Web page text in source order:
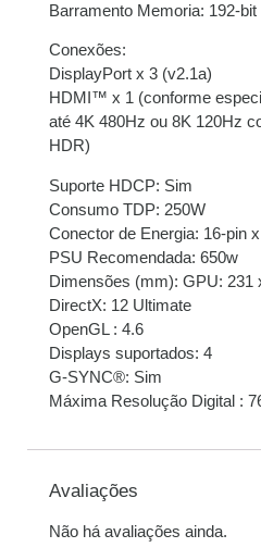
8x deR$ 677,09com
juros
9x de R$607,94com
juros
10x deR$549,67com
juros
11x de R$504,48
juros
12x deR$466,83 com
Barramento Memoria: 192-bit
Conexões:
DisplayPort x 3 (v2.1a)
HDMI™ x 1 (conforme
até 4K 480Hz ou 8K 120Hz
HDR)
Suporte HDCP: Sim
Consumo TDP: 250W
Conector de Energia: 16-pin
PSU Recomendada: 650w
Dimensões (mm): GPU: 231
DirectX: 12 Ultimate
OpenGL : 4.6
Displays suportados: 4
G-SYNC®: Sim
Máxima Resolução Digital :
Avaliações
Não há avaliações ainda.